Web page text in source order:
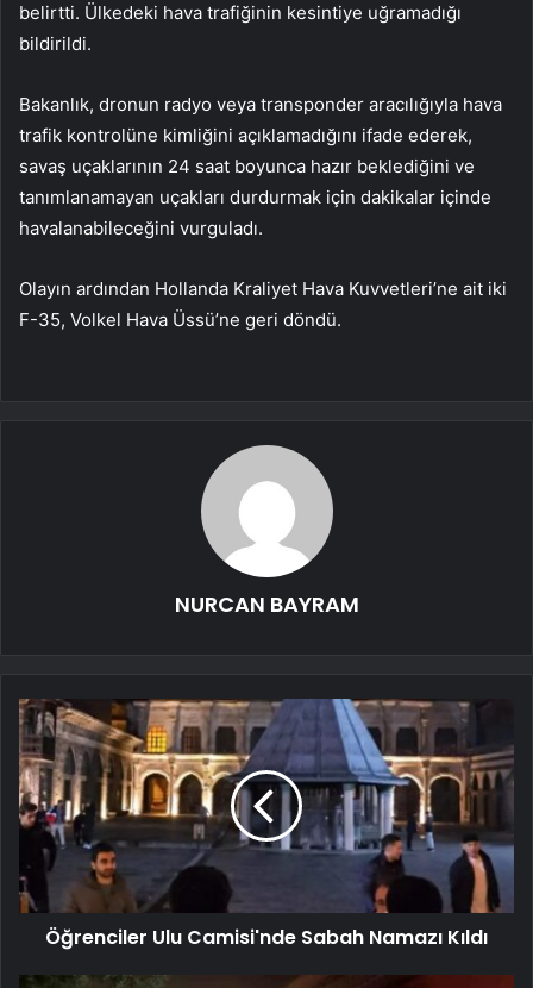
belirtti. Ülkedeki hava trafiğinin kesintiye uğramadığı
bildirildi.
Bakanlık, dronun radyo veya transponder aracılığıyla hava
trafik kontrolüne kimliğini açıklamadığını ifade ederek,
savaş uçaklarının 24 saat boyunca hazır beklediğini ve
tanımlanamayan uçakları durdurmak için dakikalar içinde
havalanabileceğini vurguladı.
Olayın ardından Hollanda Kraliyet Hava Kuvvetleri’ne ait iki
F-35, Volkel Hava Üssü’ne geri döndü.
NURCAN BAYRAM
Öğrenciler Ulu Camisi'nde Sabah Namazı Kıldı